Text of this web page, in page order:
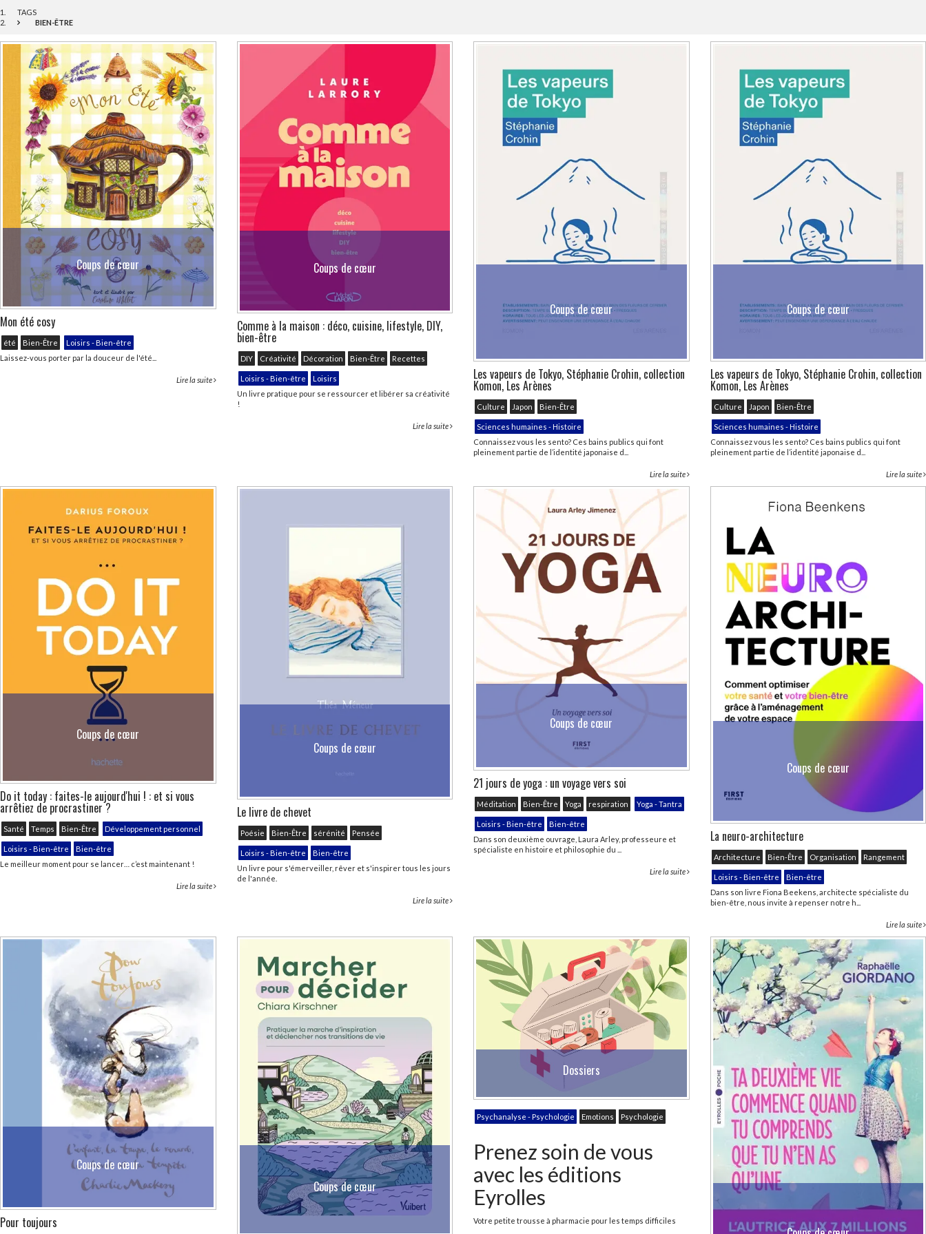
TAGS
BIEN-ÊTRE
Coups de cœur
Mon été cosy
été Bien-Être
Loisirs - Bien-être
Laissez-vous porter par la douceur de l'été...
Lire la suite
Coups de cœur
Comme à la maison : déco, cuisine, lifestyle, DIY,
bien-être
DIY Créativité Décoration Bien-Être Recettes
Loisirs - Bien-être
Loisirs
Un livre pratique pour se ressourcer et libérer sa créativité
!
Lire la suite
Coups de cœur
Les vapeurs de Tokyo, Stéphanie Crohin, collection
Komon, Les Arènes
Culture Japon Bien-Être
Sciences humaines - Histoire
Connaissez vous les sento? Ces bains publics qui font
pleinement partie de l’identité japonaise d...
Lire la suite
Coups de cœur
Les vapeurs de Tokyo, Stéphanie Crohin, collection
Komon, Les Arènes
Culture Japon Bien-Être
Sciences humaines - Histoire
Connaissez vous les sento? Ces bains publics qui font
pleinement partie de l’identité japonaise d...
Lire la suite
Coups de cœur
Do it today : faites-le aujourd'hui ! : et si vous
arrêtiez de procrastiner ?
Santé Temps Bien-Être Développement personnel
Loisirs - Bien-être
Bien-être
Le meilleur moment pour se lancer… c’est maintenant !
Lire la suite
Coups de cœur
Le livre de chevet
Poésie Bien-Être sérénité Pensée
Loisirs - Bien-être
Bien-être
Un livre pour s'émerveiller, rêver et s'inspirer tous les jours
de l'année.
Lire la suite
Coups de cœur
21 jours de yoga : un voyage vers soi
Méditation Bien-Être Yoga respiration Yoga - Tantra
Loisirs - Bien-être
Bien-être
Dans son deuxième ouvrage, Laura Arley, professeure et
spécialiste en histoire et philosophie du ...
Lire la suite
Coups de cœur
La neuro-architecture
Architecture Bien-Être Organisation Rangement
Loisirs - Bien-être
Bien-être
Dans son livre Fiona Beekens, architecte spécialiste du
bien-être, nous invite à repenser notre h...
Lire la suite
Coups de cœur
Pour toujours
Coups de cœur
Dossiers
Psychanalyse - Psychologie Emotions Psychologie
Prenez soin de vous
avec les éditions
Eyrolles
Votre petite trousse à pharmacie pour les temps difficiles